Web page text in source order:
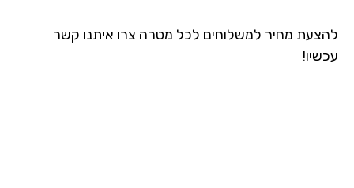
מחיר למשלוחים לכל מטרה צרו איתנו קשר